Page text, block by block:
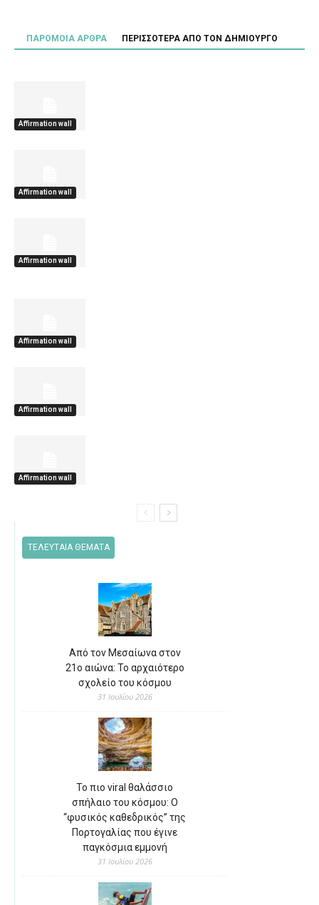
ΠΑΡΟΜΟΙΑ ΑΡΘΡΑ ΠΕΡΙΣΣΟΤΕΡΑ ΑΠΟ ΤΟΝ ΔΗΜΙΟΥΡΓΟ
Affirmation wall
Affirmation wall
Affirmation wall
Affirmation wall
Affirmation wall
Affirmation wall
ΤΕΛΕΥΤΑΙΑ ΘΕΜΑΤΑ
Από τον Μεσαίωνα στον
21ο αιώνα: Το αρχαιότερο
σχολείο του κόσμου
31 Ιουλίου 2026
Το πιο viral θαλάσσιο
σπήλαιο του κόσμου: Ο
“φυσικός καθεδρικός” της
Πορτογαλίας που έγινε
παγκόσμια εμμονή
31 Ιουλίου 2026